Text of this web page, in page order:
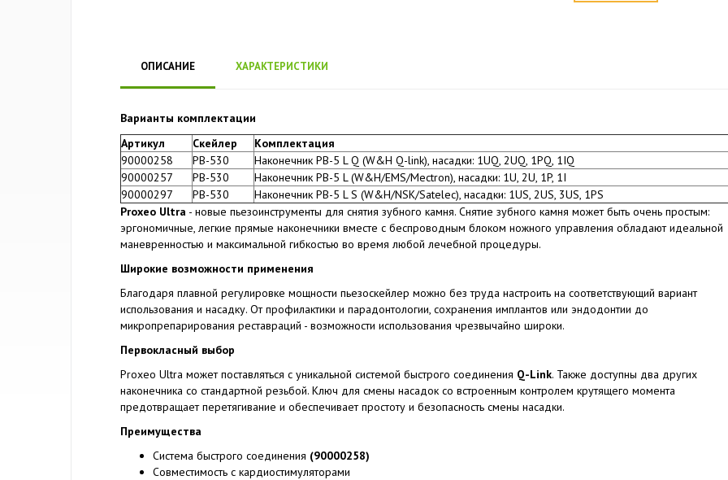
ОПИСАНИЕ ХАРАКТЕРИСТИКИ
Варианты комплектации
Артикул
Скейлер
Комплектация
90000258
PB-530
Наконечник PB-5 L Q (W&H Q-link), насадки: 1UQ, 2UQ, 1PQ, 1IQ
90000257
PB-530
Наконечник PB-5 L (W&H/EMS/Mectron), насадки: 1U, 2U, 1P, 1I
90000297
PB-530
Наконечник PB-5 L S (W&H/NSK/Satelec), насадки: 1US, 2US, 3US, 1PS
Proxeo Ultra - новые пьезоинструменты для снятия зубного камня. Снятие зубного камня может быть очень простым:
эргономичные, легкие прямые наконечники вместе с беспроводным блоком ножного управления обладают идеальной
маневренностью и максимальной гибкостью во время любой лечебной процедуры.
Широкие возможности применения
Благодаря плавной регулировке мощности пьезоскейлер можно без труда настроить на соответствующий вариант
использования и насадку. От профилактики и парадонтологии, сохранения имплантов или эндодонтии до
микропрепарирования реставраций - возможности использования чрезвычайно широки.
Первокласный выбор
Proxeo Ultra может поставляться с уникальной системой быстрого соединения Q-Link. Также доступны два других
наконечника со стандартной резьбой. Ключ для смены насадок со встроенным контролем крутящего момента
предотвращает перетягивание и обеспечивает простоту и безопасность смены насадки.
Преимущества
Система быстрого соединения (90000258)
Совместимость с кардиостимуляторами